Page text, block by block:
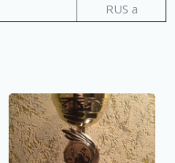
RUS a